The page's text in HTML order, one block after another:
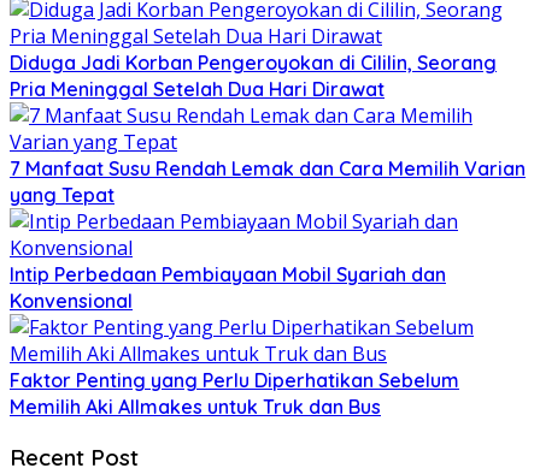
Diduga Jadi Korban Pengeroyokan di Cililin, Seorang
Pria Meninggal Setelah Dua Hari Dirawat
7 Manfaat Susu Rendah Lemak dan Cara Memilih Varian
yang Tepat
Intip Perbedaan Pembiayaan Mobil Syariah dan
Konvensional
Faktor Penting yang Perlu Diperhatikan Sebelum
Memilih Aki Allmakes untuk Truk dan Bus
Recent Post